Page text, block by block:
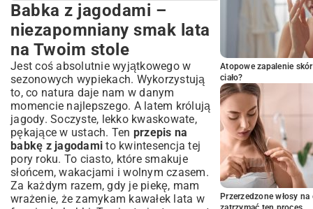
Babka z jagodami – niezapomniany
smak lata na Twoim stole
Dlaczego babka z jagodami to idealny
wybór?
Składniki na perfekcyjną babkę z
jagodami
Przepis na babkę z jagodami krok po
kroku – sukces gwarantowany!
Przygotowanie ciasta – klucz do
puszystości
Pieczenie babki – jak sprawdzić, czy jest
gotowa?
Chłodzenie i wyjmowanie z formy
Sekret wilgotnej babki z jagodami –
Babka z jagodami –
niezapomniany smak lata
na Twoim stole
Jest coś absolutnie wyjątkowego w
sezonowych wypiekach. Wykorzystują
to, co natura daje nam w danym
momencie najlepszego. A latem królują
jagody. Soczyste, lekko kwaskowate,
pękające w ustach. Ten przepis na
babkę z jagodami to kwintesencja tej
pory roku. To ciasto, które smakuje
słońcem, wakacjami i wolnym czasem.
Za każdym razem, gdy je piekę, mam
wrażenie, że zamykam kawałek lata w
Atopowe zapalenie
ciało?
Przerzedzone włosy